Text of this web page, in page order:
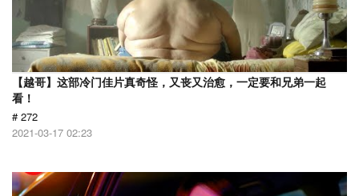
【越哥】这部冷门佳片真奇怪，又丧又治愈，一定要和兄弟一起
看！
# 272
2021-03-17 02:23